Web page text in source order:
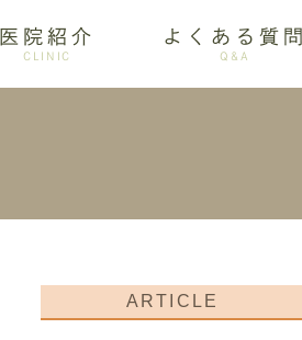
審美歯科
医院紹介
CLINIC
よくある質問
Q&A
ARTICLE